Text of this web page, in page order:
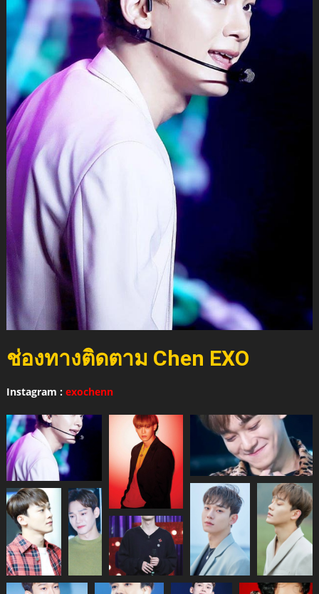
ช่องทางติดตาม Chen EXO
Instagram : exochenn